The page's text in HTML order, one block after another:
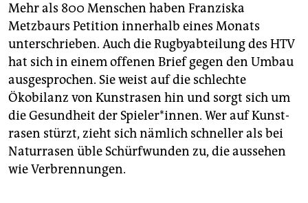
Mehr als 800 Menschen haben Franziska
Metzbaurs Petition innerhalb eines Monats
unterschrieben. Auch die Rugbyabteilung des HTV
hat sich in einem offenen Brief gegen den Umbau
ausgesprochen. Sie weist auf die schlechte
Ökobilanz von Kunstrasen hin und sorgt sich um
die Gesundheit der Spieler*innen. Wer auf Kunst­
rasen stürzt, zieht sich nämlich schneller als bei
Naturrasen üble Schürfwunden zu, die aussehen
wie Verbrennungen.